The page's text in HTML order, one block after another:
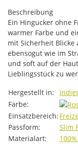
Beschreibung
Ein Hingucker ohne
warmer Farbe und
mit Sicherheit Blicke
ebensogut wie im
und soft auf der
Lieblingsstück zu
Produkteigenschaft
Wert
Hergestellt in:
Farbe:
Einsatzbereich:
Passform:
Slim
Materialart: